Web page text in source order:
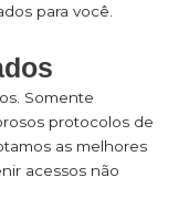
para você.
Somente
protocolos de
as melhores
acessos não